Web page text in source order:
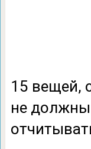
15 вещей,
не